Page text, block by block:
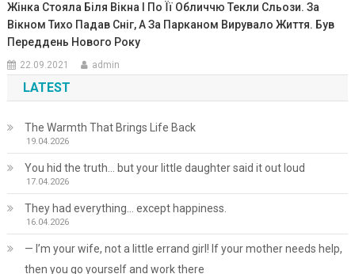
Жінка Стояла Біля Вікна І По Її Обличчю Текли Сльози. За
Вікном Тихо Падав Сніг, А За Парканом Вирувало Життя. Був
Переддень Нового Року
22.09.2021 admin
LATEST
The Warmth That Brings Life Back
19.04.2026
You hid the truth… but your little daughter said it out loud
17.04.2026
They had everything… except happiness.
16.04.2026
— I’m your wife, not a little errand girl! If your mother needs help,
then you go yourself and work there